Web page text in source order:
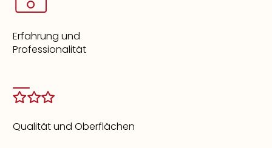
Erfahrung und
Professionalität
Qualität und Oberflächen